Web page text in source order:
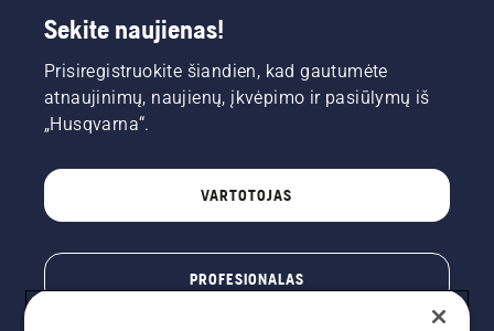
Sekite naujienas!
Prisiregistruokite šiandien, kad gautumėte
atnaujinimų, naujienų, įkvėpimo ir pasiūlymų iš
„Husqvarna“.
VARTOTOJAS
PROFESIONALAS